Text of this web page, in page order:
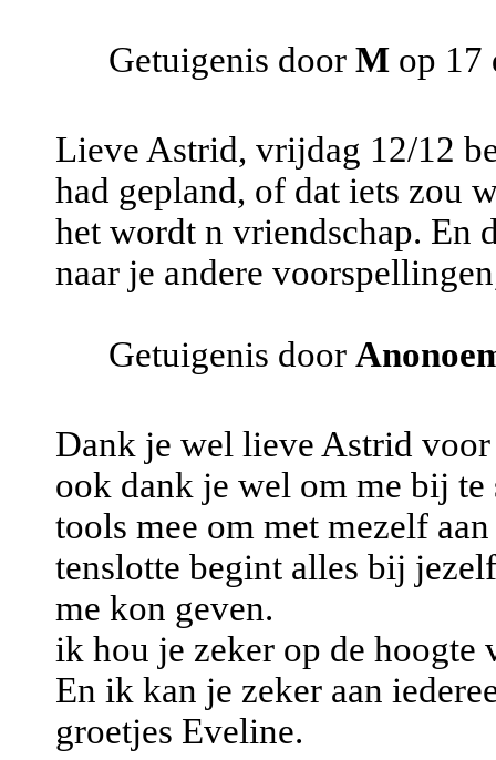
Getuigenis door M op 17
Lieve Astrid, vrijdag 12/12
had gepland, of dat iets zou
het wordt n vriendschap. En
naar je andere
Getuigenis door
Dank je wel lieve Astrid
ook dank je wel om me bij
tools mee om met mezelf
tenslotte begint alles bij
me kon geven.
ik hou je zeker op de hoogte
En ik kan je zeker aan
groetjes Eveline.